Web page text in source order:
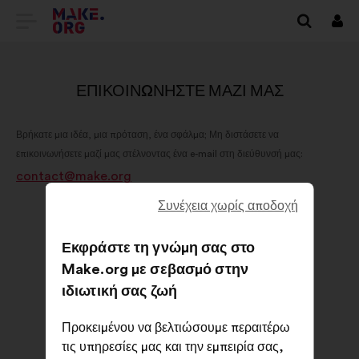
ΜΕΤΆΒΑΣΗ
ΑΡΧΙΚΉ
ΤΟΥ
MAKE.ORG
ΕΠΙΚΟΙΝΩΝΉΣΤΕ ΜΑΖΊ ΜΑΣ
Βρήκατε μια ιδέα, μια πρόταση, ένα σφάλμα; Μη διστάσετε να
επικοινωνήσετε μαζί μας στέλνοντας ένα e-mail στη διεύθυνσή μας:
contact@make.org
Συνέχεια χωρίς αποδοχή
Εκφράστε τη γνώμη σας στο
Make.org με σεβασμό στην
ιδιωτική σας ζωή
Προκειμένου να βελτιώσουμε περαιτέρω
τις υπηρεσίες μας και την εμπειρία σας,